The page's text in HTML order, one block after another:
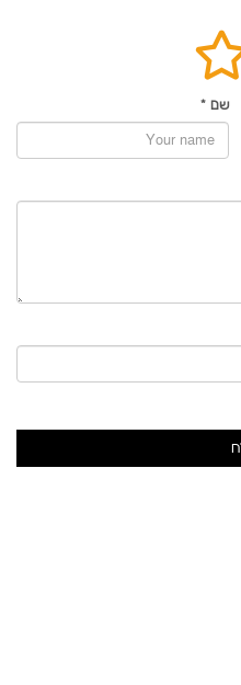
שם *